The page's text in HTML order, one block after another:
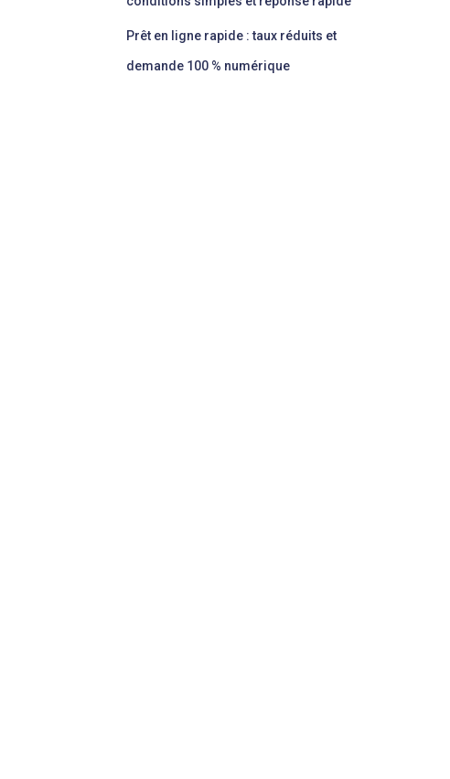
Prêt en ligne rapide : taux réduits et
demande 100 % numérique